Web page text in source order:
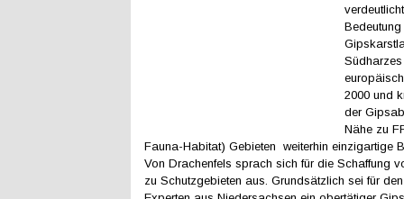
Bedeutung
2000 und
der
Nähe zu
Fauna-Habitat) Gebieten weiterhin einzigartige
Von Drachenfels sprach sich für die Schaffung
zu Schutzgebieten aus. Grundsätzlich sei für